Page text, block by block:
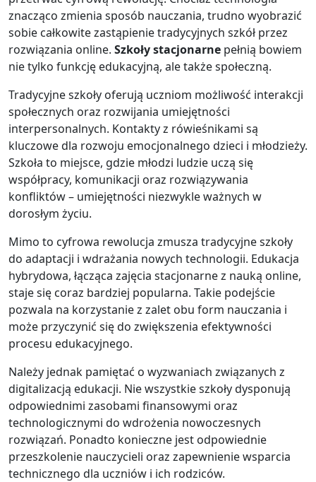
znacząco zmienia sposób nauczania, trudno wyobrazić
sobie całkowite zastąpienie tradycyjnych szkół przez
rozwiązania online. Szkoły stacjonarne pełnią bowiem
nie tylko funkcję edukacyjną, ale także społeczną.
Tradycyjne szkoły oferują uczniom możliwość interakcji
społecznych oraz rozwijania umiejętności
interpersonalnych. Kontakty z rówieśnikami są
kluczowe dla rozwoju emocjonalnego dzieci i młodzieży.
Szkoła to miejsce, gdzie młodzi ludzie uczą się
współpracy, komunikacji oraz rozwiązywania
konfliktów – umiejętności niezwykle ważnych w
dorosłym życiu.
Mimo to cyfrowa rewolucja zmusza tradycyjne szkoły
do adaptacji i wdrażania nowych technologii. Edukacja
hybrydowa, łącząca zajęcia stacjonarne z nauką online,
staje się coraz bardziej popularna. Takie podejście
pozwala na korzystanie z zalet obu form nauczania i
może przyczynić się do zwiększenia efektywności
procesu edukacyjnego.
Należy jednak pamiętać o wyzwaniach związanych z
digitalizacją edukacji. Nie wszystkie szkoły dysponują
odpowiednimi zasobami finansowymi oraz
technologicznymi do wdrożenia nowoczesnych
rozwiązań. Ponadto konieczne jest odpowiednie
przeszkolenie nauczycieli oraz zapewnienie wsparcia
technicznego dla uczniów i ich rodziców.